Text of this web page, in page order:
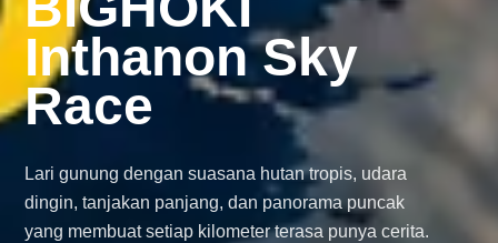
Inthanon Sky
Race
Lari gunung dengan suasana hutan tropis, udara
dingin, tanjakan panjang, dan panorama puncak
yang membuat setiap kilometer terasa punya cerita.